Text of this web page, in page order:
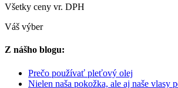
Všetky ceny vr. DPH
Váš výber
Z nášho blogu:
Prečo používať pleťový olej
Nielen naša pokožka, ale aj naše vlasy